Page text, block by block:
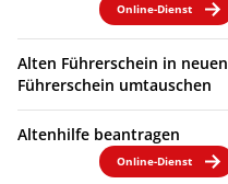
Online-Dienst
Alten Führerschein in neuen
Führerschein umtauschen
Altenhilfe beantragen
Online-Dienst